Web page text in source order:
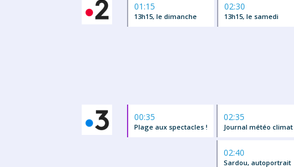
01:15
13h15, le dimanche
02:30
13h15, le samedi
00:35
Plage aux spectacles !
02:35
Journal météo climat
02:40
Sardou, autoportrait